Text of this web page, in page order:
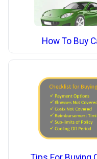
How To Buy